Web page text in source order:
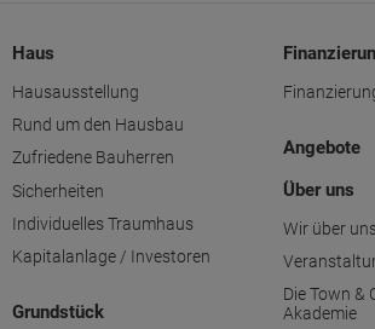
Haus
Hausausstellung
Rund um den Hausbau
Zufriedene Bauherren
Sicherheiten
Individuelles Traumhaus
Kapitalanlage / Investoren
Grundstück
Angebote
Über uns
Wir über
Die Town &
Akademie